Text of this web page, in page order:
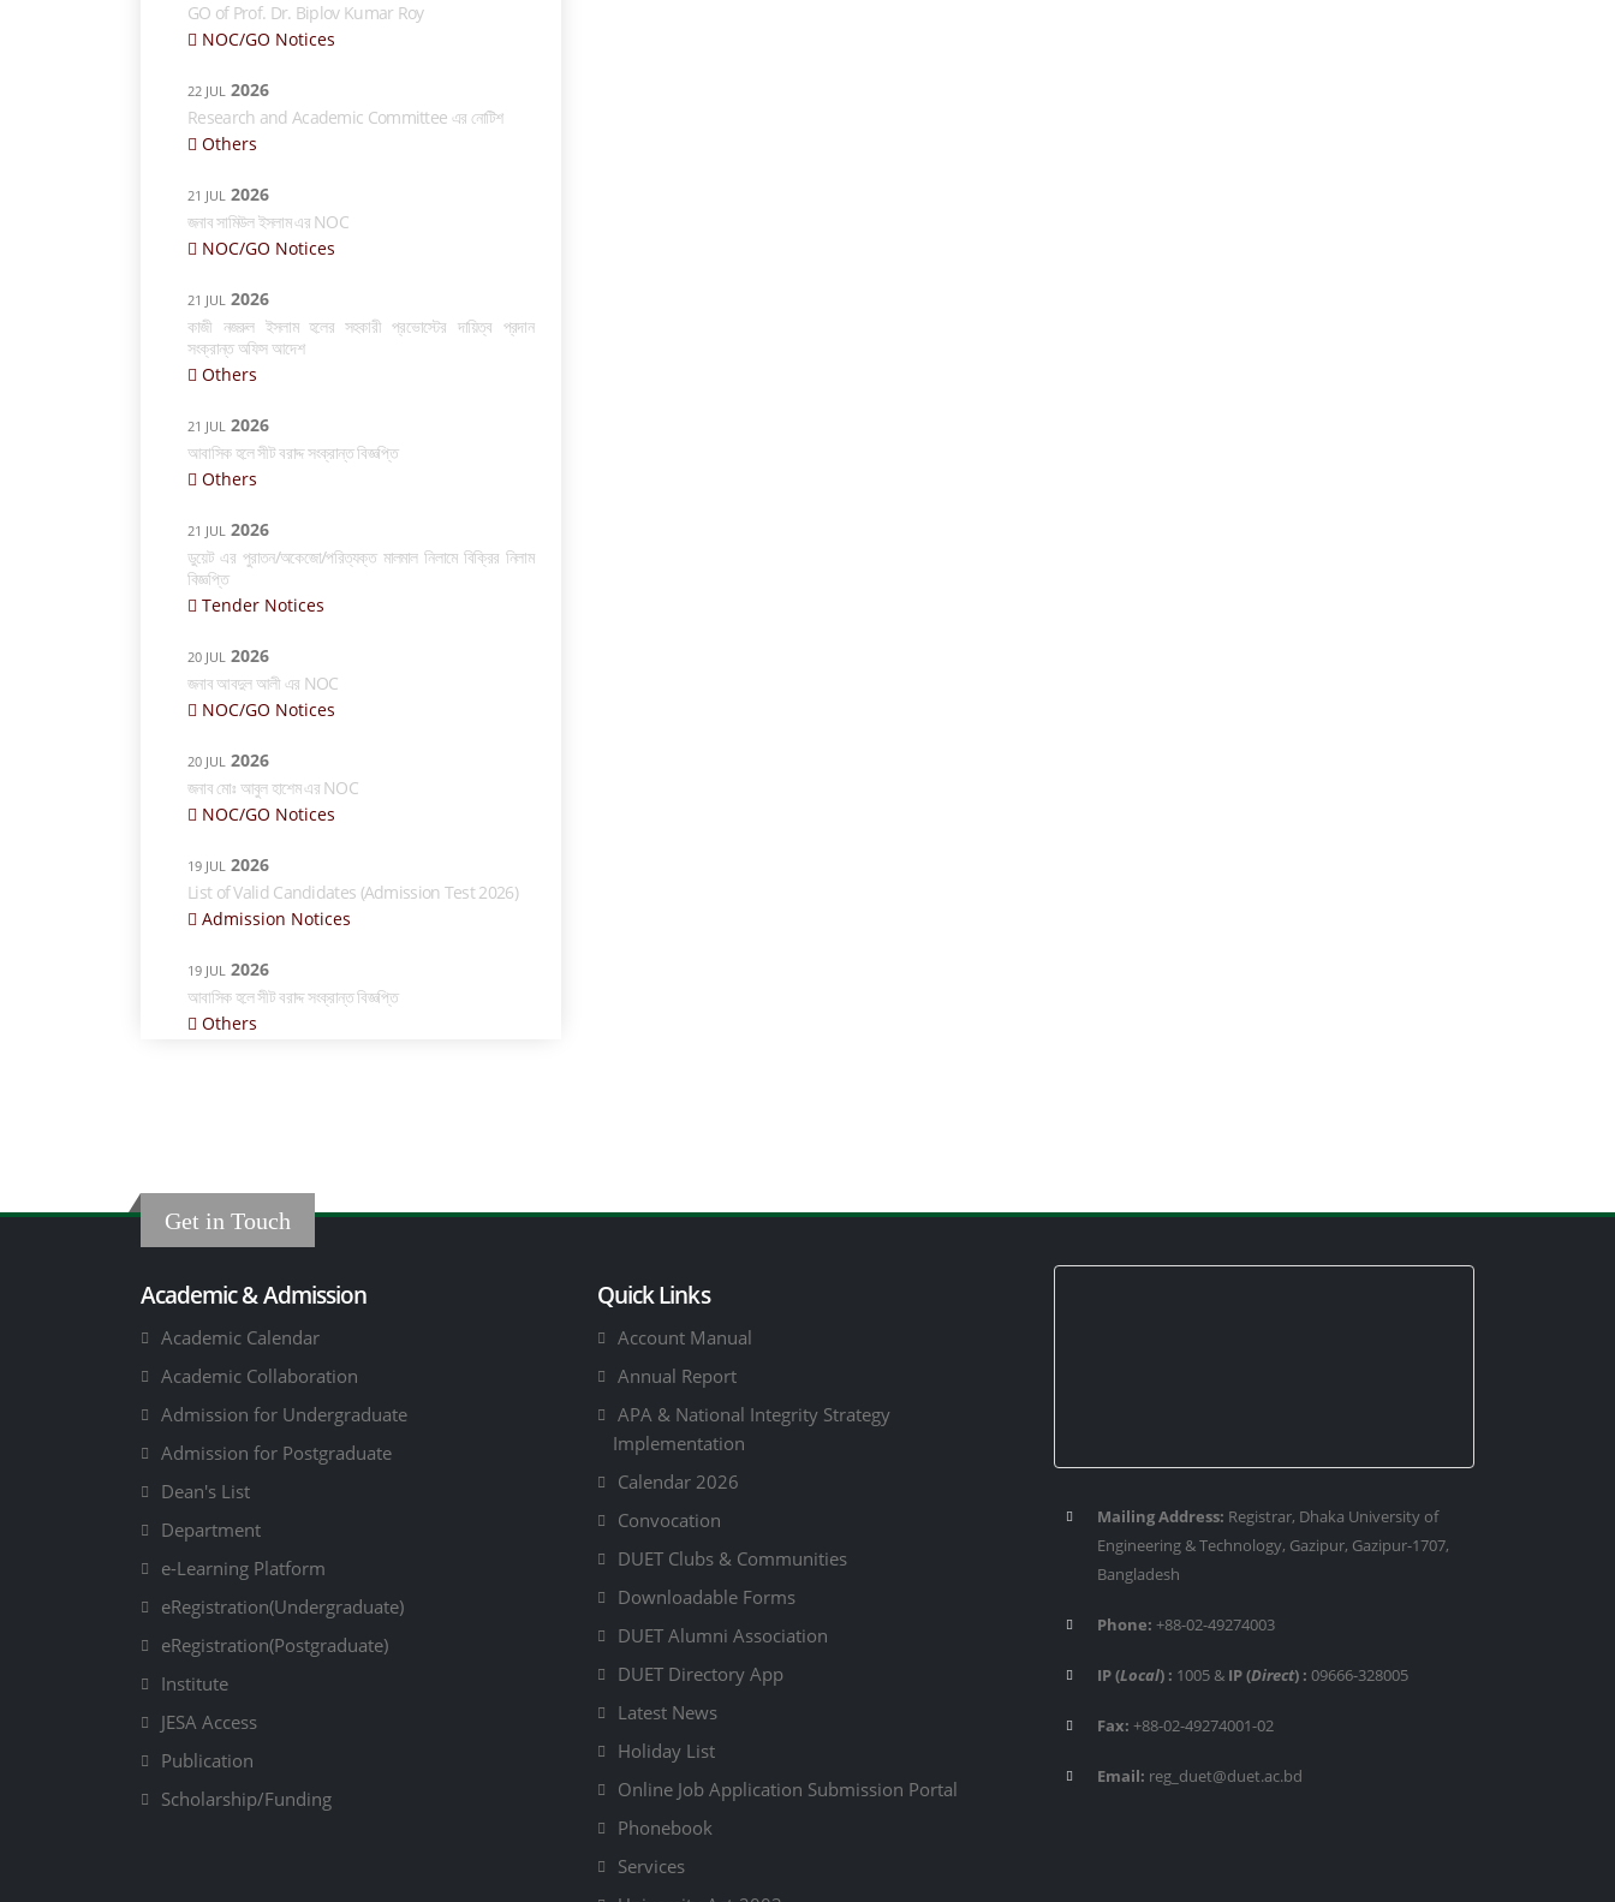
GO of Prof. Dr. Biplov Kumar Roy
NOC/GO Notices
22 JUL 2026
Research and Academic Committee এর নোটিশ
Others
21 JUL 2026
জনাব সামিউল ইসলাম এর NOC
NOC/GO Notices
21 JUL 2026
কাজী নজরুল ইসলাম হলের সহকারী প্রভোস্টের দায়িত্ব প্রদান
সংক্রান্ত অফিস আদেশ
Others
21 JUL 2026
আবাসিক হলে সীট বরাদ্দ সংক্রান্ত বিজ্ঞপ্তি
Others
21 JUL 2026
ডুয়েট এর পুরাতন/অকেজো/পরিত্যক্ত মালমাল নিলামে বিক্রির নিলাম
বিজ্ঞপ্তি
Tender Notices
20 JUL 2026
জনাব আবদুল আলী এর NOC
NOC/GO Notices
20 JUL 2026
জনাব মোঃ আবুল হাশেম এর NOC
NOC/GO Notices
19 JUL 2026
List of Valid Candidates (Admission Test 2026)
Admission Notices
19 JUL 2026
আবাসিক হলে সীট বরাদ্দ সংক্রান্ত বিজ্ঞপ্তি
Others
Get in Touch
Academic & Admission
Academic Calendar
Academic Collaboration
Admission for Undergraduate
Admission for Postgraduate
Dean's List
Department
e-Learning Platform
eRegistration(Undergraduate)
eRegistration(Postgraduate)
Institute
JESA Access
Publication
Scholarship/Funding
Quick Links
Account Manual
Annual Report
APA & National Integrity Strategy
Implementation
Calendar 2026
Convocation
DUET Clubs & Communities
Downloadable Forms
DUET Alumni Association
DUET Directory App
Latest News
Holiday List
Online Job Application Submission Portal
Phonebook
Services
Mailing Address: Registrar, Dhaka University of
Engineering & Technology, Gazipur, Gazipur-1707,
Bangladesh
Phone: +88-02-49274003
IP (Local) : 1005 & IP (Direct) : 09666-328005
Fax: +88-02-49274001-02
Email: reg_duet@duet.ac.bd